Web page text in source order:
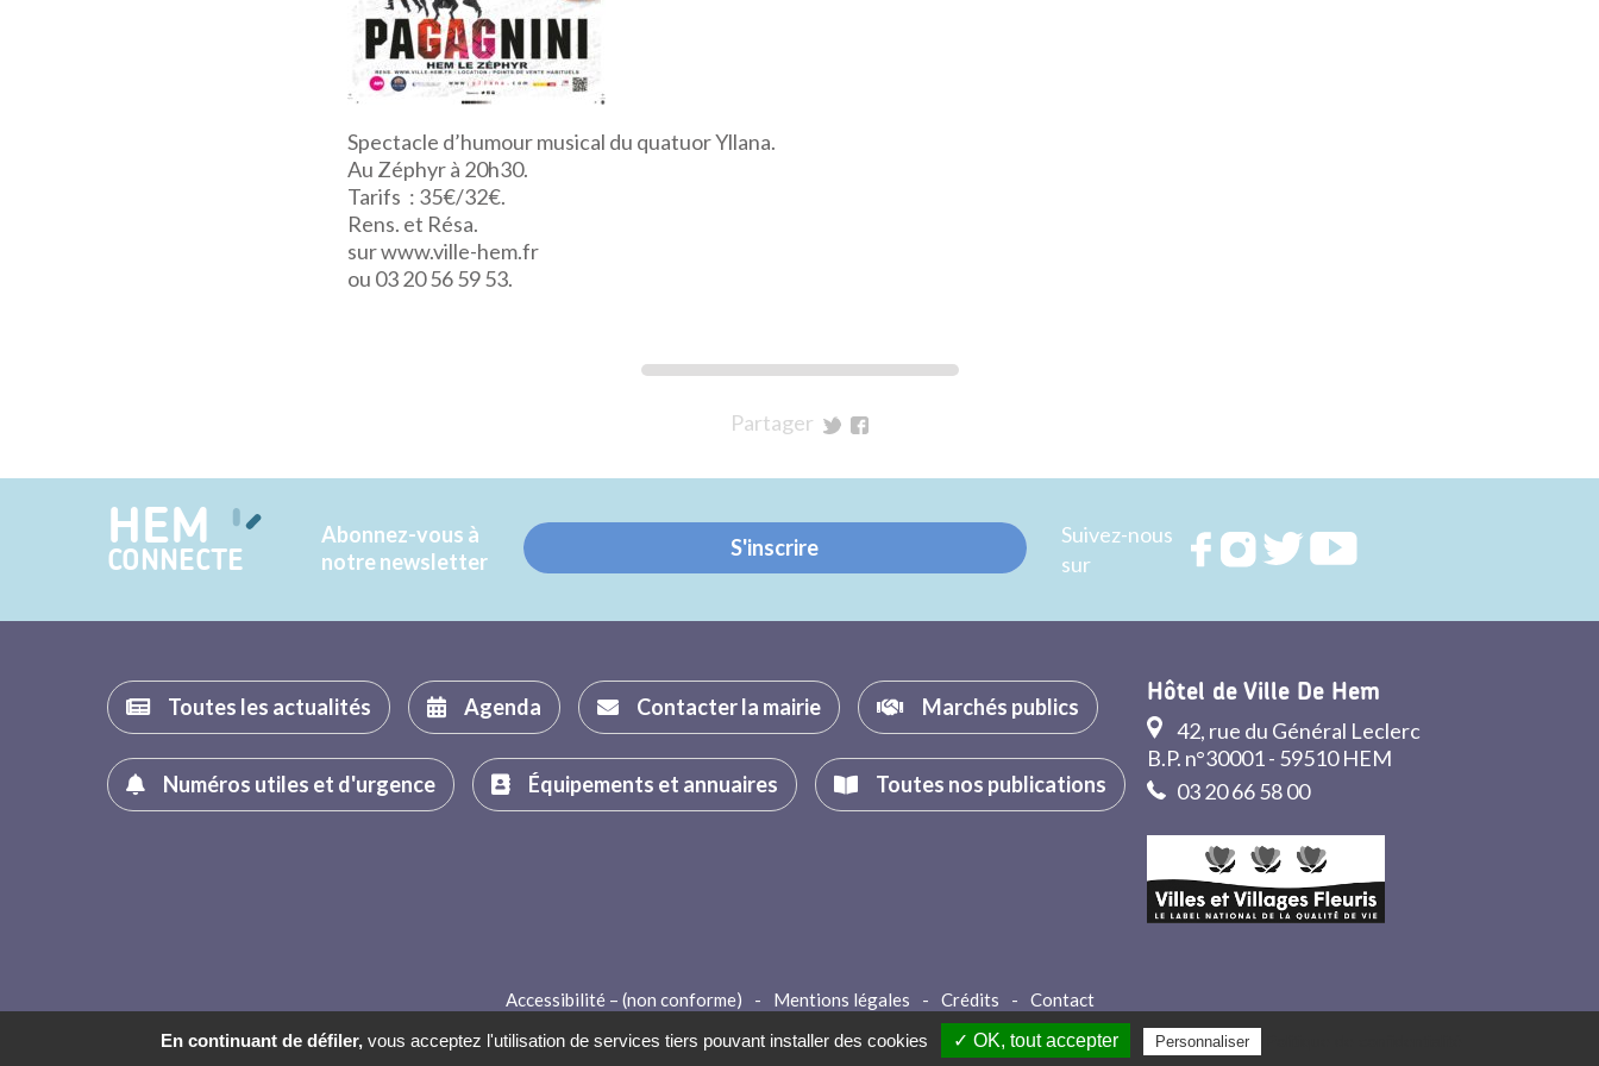
Spectacle d’humour musical du quatuor Yllana.
Au Zéphyr à 20h30.
Tarifs : 35€/32€.
Rens. et Résa.
sur www.ville-hem.fr
ou 03 20 56 59 53.
Partager
Twitter
Facebook
HEM
CONNECTE
Abonnez-vous à
notre newsletter
S'inscrire
Suivez-nous
sur
RejoignezRejoignezRejoignez
Toutes les actualités Agenda Contacter la mairie Marchés publics
Numéros utiles et d'urgence Équipements et annuaires Toutes nos publications
Hôtel de Ville De Hem
42, rue du Général Leclerc
B.P. n°30001 - 59510 HEM
03 20 66 58 00
Accessibilité – (non conforme) - Mentions légales - Crédits - Contact
En continuant de défiler, vous acceptez l'utilisation de services tiers pouvant installer des cookies ✓ OK, tout accepter Personnaliser